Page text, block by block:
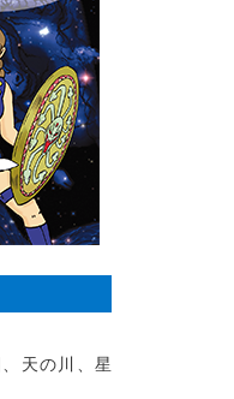
天の川、星